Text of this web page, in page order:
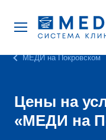
МЕДИ на Покровском
Цены на
«МЕДИ на